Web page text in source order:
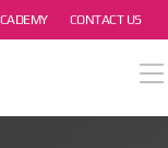
CONTACT US